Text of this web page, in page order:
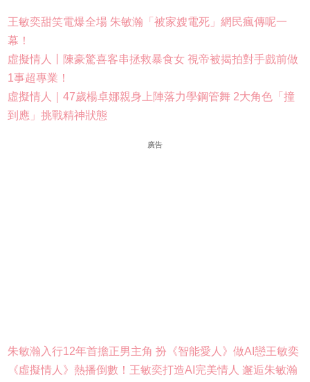
王敏奕甜笑電爆全場 朱敏瀚「被家嫂電死」網民瘋傳呢一
幕！
虛擬情人丨陳豪驚喜客串拯救暴食女 視帝被揭拍對手戲前做
1事超專業！
虛擬情人｜47歲楊卓娜親身上陣落力學鋼管舞 2大角色「撞
到應」挑戰精神狀態
廣告
朱敏瀚入行12年首擔正男主角 扮《智能愛人》做AI戀王敏奕
《虛擬情人》熱播倒數！王敏奕打造AI完美情人 邂逅朱敏瀚